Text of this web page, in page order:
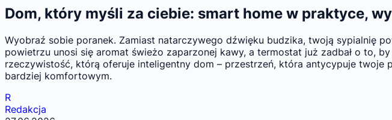
Dom, który myśli za ciebie: smart home w praktyce,
Wyobraź sobie poranek. Zamiast natarczywego dźwięku budzika, twoją sypialnię
powietrzu unosi się aromat świeżo zaparzonej kawy, a termostat już zadbał o to,
rzeczywistość, którą oferuje inteligentny dom – przestrzeń, która antycypuje
bardziej komfortowym.
R
Redakcja